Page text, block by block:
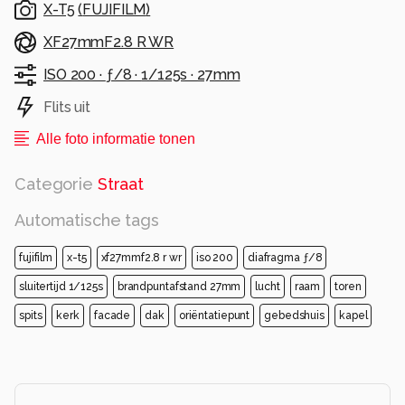
X-T5 ( FUJIFILM)
XF27mmF2.8 R WR
ISO 200 · ƒ/8 ·1/125s · 27mm
Flits uit
Alle foto informatie tonen
Categorie Straat
Automatische tags
fujifilm x-t5 xf27mmf2.8 r wr iso 200 diafragma ƒ/8
sluitertijd 1/125s brandpuntafstand 27mm lucht raam toren
spits kerk facade dak oriëntatiepunt gebedshuis kapel